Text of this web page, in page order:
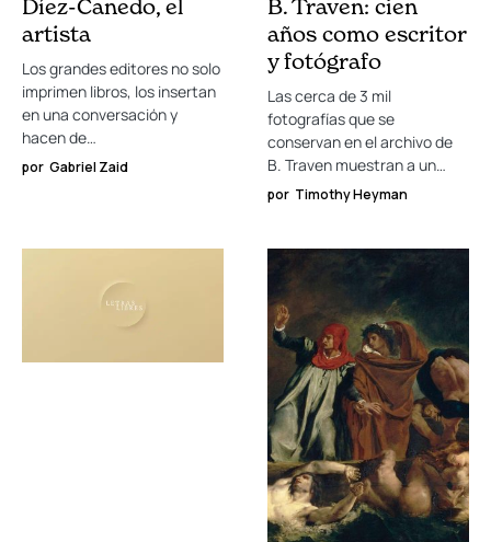
Díez-Canedo, el
artista
Los grandes editores no solo
imprimen libros, los insertan
en una conversación y
hacen de…
por Gabriel Zaid
B. Traven: cien
años como escritor
y fotógrafo
Las cerca de 3 mil
fotografías que se
conservan en el archivo de
B. Traven muestran a un…
por Timothy Heyman